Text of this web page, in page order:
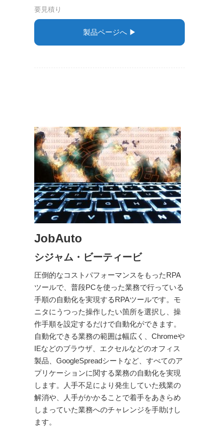
要見積り
製品ページへ ▶︎
JobAuto
シジャム・ビーティービ
圧倒的なコストパフォーマンスをもったRPA
ツールで、普段PCを使った業務で行っている
手順の自動化を実現するRPAツールです。モ
ニタにうつった操作したい箇所を選択し、操
作手順を設定するだけで自動化ができます。
自動化できる業務の範囲は幅広く、Chromeや
IEなどのブラウザ、エクセルなどのオフィス
製品、GoogleSpreadシートなど、すべてのア
プリケーションに関する業務の自動化を実現
します。人手不足により発生していた残業の
解消や、人手がかかることで着手をあきらめ
しまっていた業務へのチャレンジを手助けし
ます。